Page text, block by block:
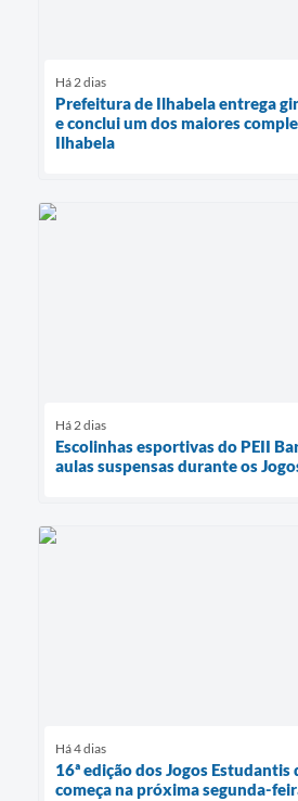
Há 2 dias
Prefeitura de Ilhabela entrega
e conclui um dos maiores
Ilhabela
Há 2 dias
Escolinhas esportivas do PEII
aulas suspensas durante os
Há 4 dias
16ª edição dos Jogos Estudantis
começa na próxima segunda-